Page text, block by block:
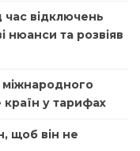
час відключень
нюанси та розвіяв
країн у тарифах
щоб він не